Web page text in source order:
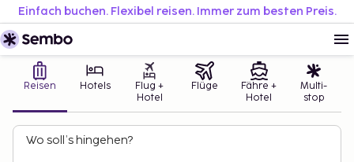
Einfach buchen. Flexibel reisen. Immer zum besten Preis.
Reisen Hotels
Flug +
Hotel
Flüge
Fähre +
Hotel
Multi-
stop
Wo soll’s hingehen?